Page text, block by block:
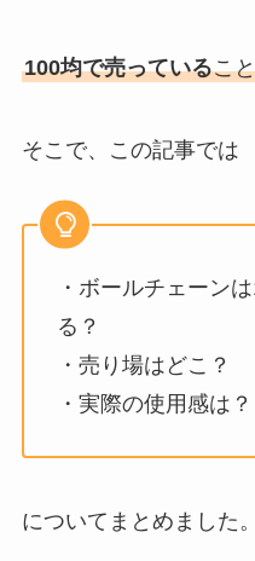
100均で売っているこ
そこで、この記事では
・ボールチェーン
る？
・売り場はどこ？
・実際の使用感は？
についてまとめました。